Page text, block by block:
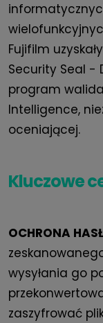
Fujifilm
Security Seal -
program
Intelligence,
oceniającej.
Kluczowe
OCHRONA
wysyłania go
zaszyfrować